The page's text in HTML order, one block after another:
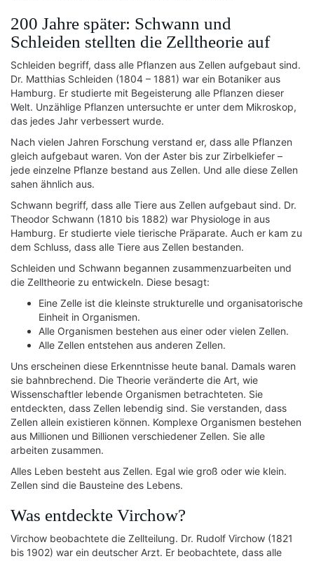
200 Jahre später: Schwann und
Schleiden stellten die Zelltheorie auf
Schleiden begriff, dass alle Pflanzen aus Zellen aufgebaut sind.
Dr. Matthias Schleiden (1804 – 1881) war ein Botaniker aus
Hamburg. Er studierte mit Begeisterung alle Pflanzen dieser
Welt. Unzählige Pflanzen untersuchte er unter dem Mikroskop,
das jedes Jahr verbessert wurde.
Nach vielen Jahren Forschung verstand er, dass alle Pflanzen
gleich aufgebaut waren. Von der Aster bis zur Zirbelkiefer –
jede einzelne Pflanze bestand aus Zellen. Und alle diese Zellen
sahen ähnlich aus.
Schwann begriff, dass alle Tiere aus Zellen aufgebaut sind. Dr.
Theodor Schwann (1810 bis 1882) war Physiologe in aus
Hamburg. Er studierte viele tierische Präparate. Auch er kam zu
dem Schluss, dass alle Tiere aus Zellen bestanden.
Schleiden und Schwann begannen zusammenzuarbeiten und
die Zelltheorie zu entwickeln. Diese besagt:
Eine Zelle ist die kleinste strukturelle und organisatorische
Einheit in Organismen.
Alle Organismen bestehen aus einer oder vielen Zellen.
Alle Zellen entstehen aus anderen Zellen.
Uns erscheinen diese Erkenntnisse heute banal. Damals waren
sie bahnbrechend. Die Theorie veränderte die Art, wie
Wissenschaftler lebende Organismen betrachteten. Sie
entdeckten, dass Zellen lebendig sind. Sie verstanden, dass
Zellen allein existieren können. Komplexe Organismen bestehen
aus Millionen und Billionen verschiedener Zellen. Sie alle
arbeiten zusammen.
Alles Leben besteht aus Zellen. Egal wie groß oder wie klein.
Zellen sind die Bausteine des Lebens.
Was entdeckte Virchow?
Virchow beobachtete die Zellteilung. Dr. Rudolf Virchow (1821
bis 1902) war ein deutscher Arzt. Er beobachtete, dass alle